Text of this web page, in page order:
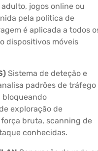
jogos online ou
pela política de
é aplicada a todos
dispositivos móveis
Sistema de deteção e
padrões de tráfego
bloqueando
exploração de
bruta, scanning de
conhecidas.